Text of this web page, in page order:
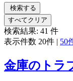
検索する
すべてクリア
検索結果: 41 件
表示件数 20件 | 50
金庫のトラ